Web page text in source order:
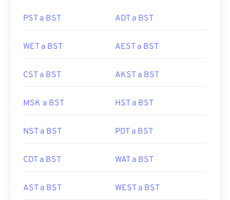
PST a BST ADT a BST
WET a BST AEST a BST
CST a BST AKST a BST
MSK a BST HST a BST
NST a BST PDT a BST
CDT a BST WAT a BST
AST a BST WEST a BST